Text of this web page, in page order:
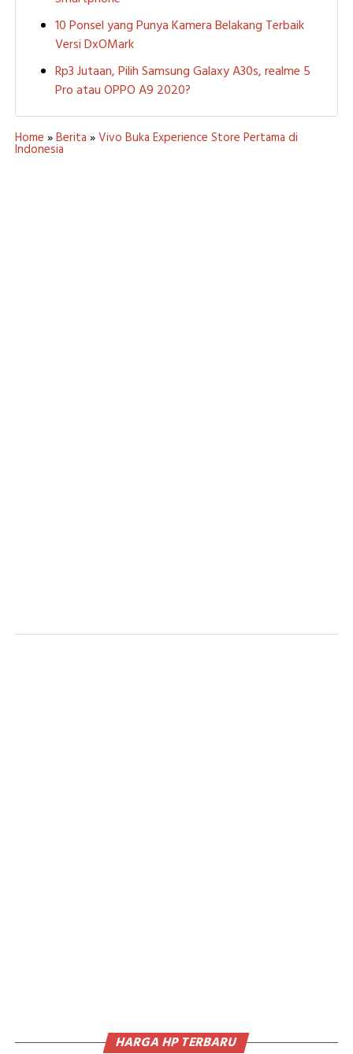
10 Ponsel yang Punya Kamera Belakang Terbaik
Versi DxOMark
Rp3 Jutaan, Pilih Samsung Galaxy A30s, realme 5
Pro atau OPPO A9 2020?
Home »Berita »Vivo Buka Experience Store Pertama di
Indonesia
HARGA HP TERBARU